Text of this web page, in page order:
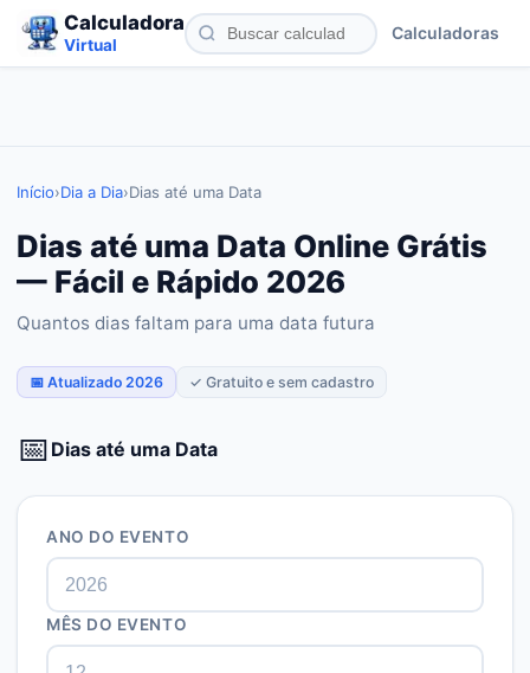
Calculadora
Virtual
Calculadoras
Início›Dia a Dia›Dias até uma Data
Dias até uma Data Online Grátis
— Fácil e Rápido 2026
Quantos dias faltam para uma data futura
📅 Atualizado 2026 ✓ Gratuito e sem cadastro
📅 Dias até uma Data
ANO DO EVENTO
MÊS DO EVENTO